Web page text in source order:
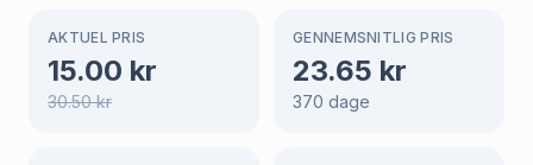
AKTUEL PRIS
15.00 kr
30.50kr
GENNEMSNITLIG PRIS
23.65 kr
370 dage